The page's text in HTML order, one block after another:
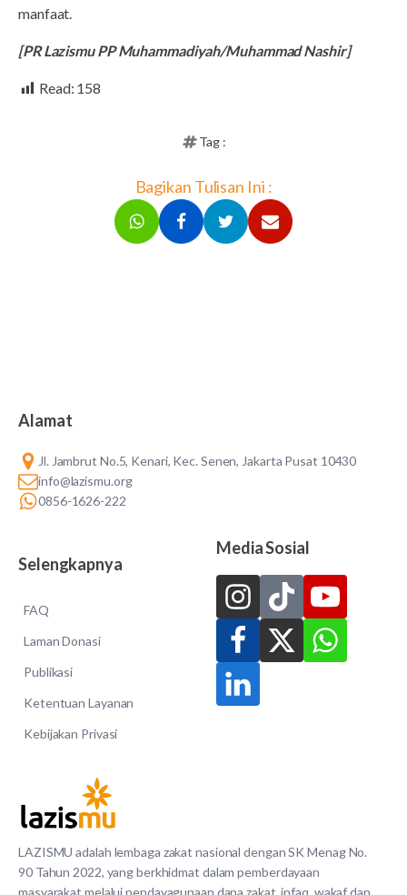
manfaat.
[PR Lazismu PP Muhammadiyah/Muhammad Nashir]
Read: 158
Tag :
Bagikan Tulisan Ini :
LAZISMU adalah lembaga zakat nasional dengan SK Menag No.
90 Tahun 2022, yang berkhidmat dalam pemberdayaan
masyarakat melalui pendayagunaan dana zakat, infaq, wakaf dan
Alamat
Jl. Jambrut No.5, Kenari, Kec. Senen, Jakarta Pusat 10430
info@lazismu.org
0856-1626-222
Selengkapnya
FAQ
Laman Donasi
Publikasi
Ketentuan Layanan
Kebijakan Privasi
Media Sosial